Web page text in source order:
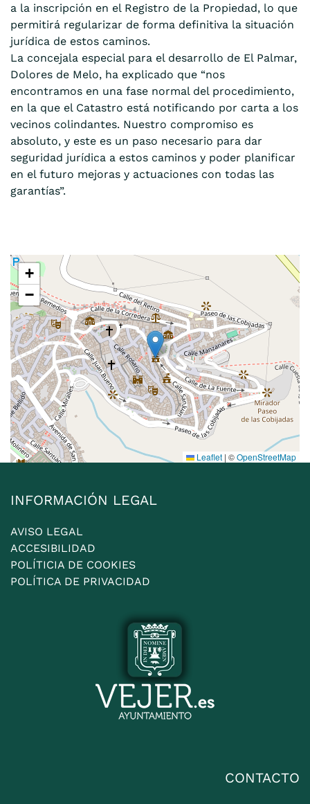
a la inscripción en el Registro de la Propiedad, lo que
permitirá regularizar de forma definitiva la situación
jurídica de estos caminos.
La concejala especial para el desarrollo de El Palmar,
Dolores de Melo, ha explicado que “nos
encontramos en una fase normal del procedimiento,
en la que el Catastro está notificando por carta a los
vecinos colindantes. Nuestro compromiso es
absoluto, y este es un paso necesario para dar
seguridad jurídica a estos caminos y poder planificar
en el futuro mejoras y actuaciones con todas las
garantías”.
+
−
Leaflet | ©OpenStreetMap
INFORMACIÓN LEGAL
AVISO LEGAL
ACCESIBILIDAD
POLÍTICIA DE COOKIES
POLÍTICA DE PRIVACIDAD
CONTACTO